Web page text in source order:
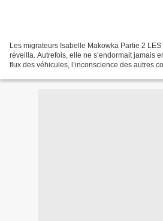
Les migrateurs Isabelle Makowka Partie 2
réveilla. Autrefois, elle ne s’endormait jamais
flux des véhicules, l’inconscience des autres